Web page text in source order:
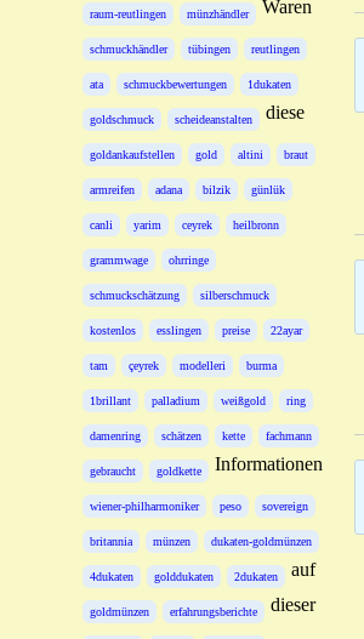
raum-reutlingen münzhändler
schmuckhändler tübingen reutlingen
ata schmuckbewertungen 1dukaten
goldschmuck scheideanstalten
goldankaufstellen gold altini braut
armreifen adana bilzik günlük
canli yarim ceyrek heilbronn
grammwage ohrringe
schmuckschätzung silberschmuck
kostenlos esslingen preise 22ayar
tam çeyrek modelleri burma
1brillant palladium weißgold ring
damenring schätzen kette fachmann
gebraucht goldkette
wiener-philharmoniker peso sovereign
britannia münzen dukaten-goldmünzen
4dukaten golddukaten 2dukaten
goldmünzen erfahrungsberichte
Waren
diese
Informationen
auf
dieser